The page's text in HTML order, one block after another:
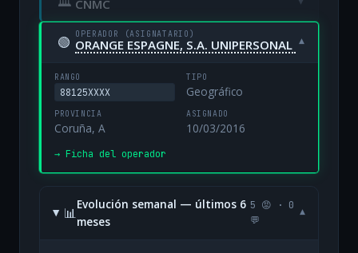
CNMC
🟢 OPERADOR (ASIGNATARIO)
ORANGE ESPAGNE, S.A. UNIPERSONAL ▾
RANGO
88125XXXX
TIPO
Geográfico
PROVINCIA
Coruña, A
ASIGNADO
10/03/2016
→ Ficha del operador
📊
Evolución semanal — últimos 6
meses
5 😡 · 0
💬
▾